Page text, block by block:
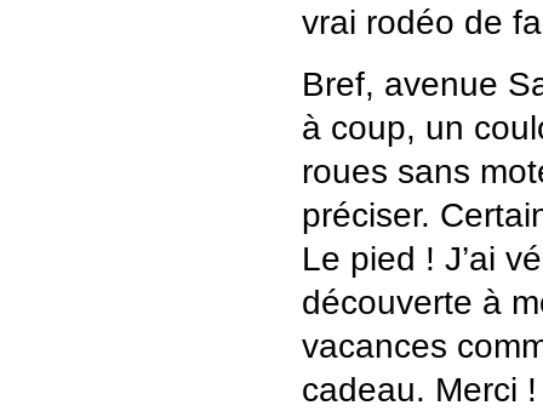
vrai rodéo de
Bref, avenue
à coup, un
roues sans
préciser.
Le pied ! J’ai
découverte à
vacances
cadeau. Merci